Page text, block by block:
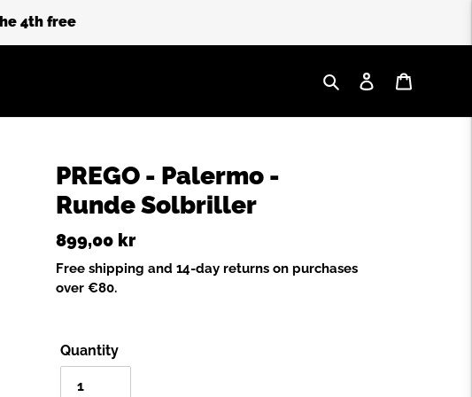
4th free
SearchLog in
PREGO - Palermo -
Runde Solbriller
Regular
price
899,00 kr
Free shipping and 14-day returns on purchases
over €80.
Quantity